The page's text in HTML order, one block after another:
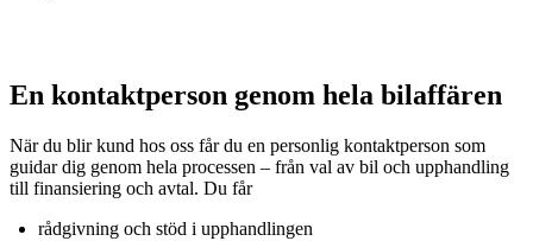
En kontaktperson genom hela bilaffären
När du blir kund hos oss får du en personlig kontaktperson som
guidar dig genom hela processen – från val av bil och upphandling
till finansiering och avtal. Du får
rådgivning och stöd i upphandlingen